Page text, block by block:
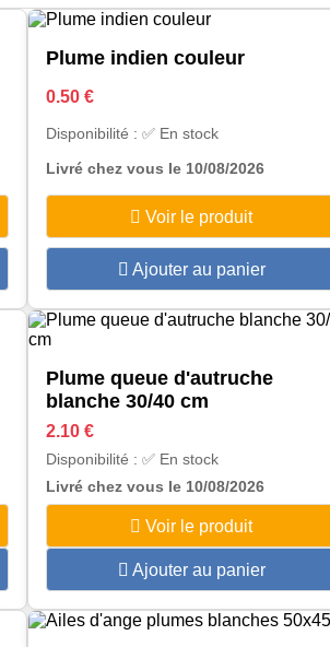
Plume indien couleur
0.50 €
Disponibilité : ✅ En stock
Livré chez vous le 10/08/2026
Voir le produit
Ajouter au panier
Plume queue d'autruche
blanche 30/40 cm
2.10 €
Disponibilité : ✅ En stock
Livré chez vous le 10/08/2026
Voir le produit
Ajouter au panier